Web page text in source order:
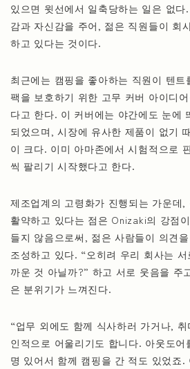
있으면 윗선에서 일축당하는 일은 없다
감과 자신감을 주어, 젊은 직원들이 회
하고 있다는 것이다.
최근에는 캠핑을 좋아하는 직원이 텐
팩을 보호하기 위한 고무 커버 아이디
다고 한다. 이 커버에는 야간에도 눈에
되었으며, 시장에 유사한 제품이 없기
이 크다. 이미 아마존에서 시험적으로
씩 팔리기 시작했다고 한다.
제조업계의 고령화가 진행되는 가운데,
활약하고 있다는 점은 Onizaki의 강점
들지 않음으로써, 젊은 사람들이 의견
조성하고 있다. “오히려 우리 회사는
까운 것 아닐까?” 하고 서로 웃음을 주
은 분위기가 느껴진다.
“업무 외에도 함께 식사하러 가거나,
인적으로 어울리기도 합니다. 아웃도어
명 있어서 함께 캠핑을 간 적도 있었죠.